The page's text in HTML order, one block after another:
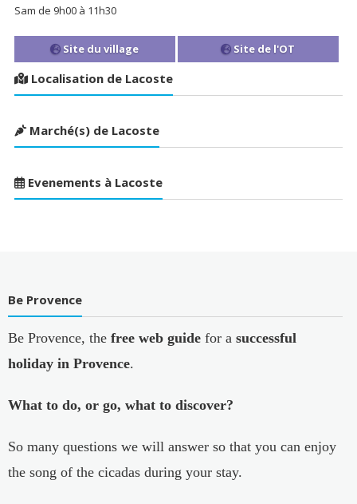
Sam de 9h00 à 11h30
Site du village Site de l'OT
Localisation de Lacoste
Marché(s) de Lacoste
Evenements à Lacoste
Be Provence
Be Provence, the free web guidefor a successful
holiday in Provence.
What to do, or go, what to discover?
So many questions we will answer so that you can enjoy
the song of the cicadas during your stay.